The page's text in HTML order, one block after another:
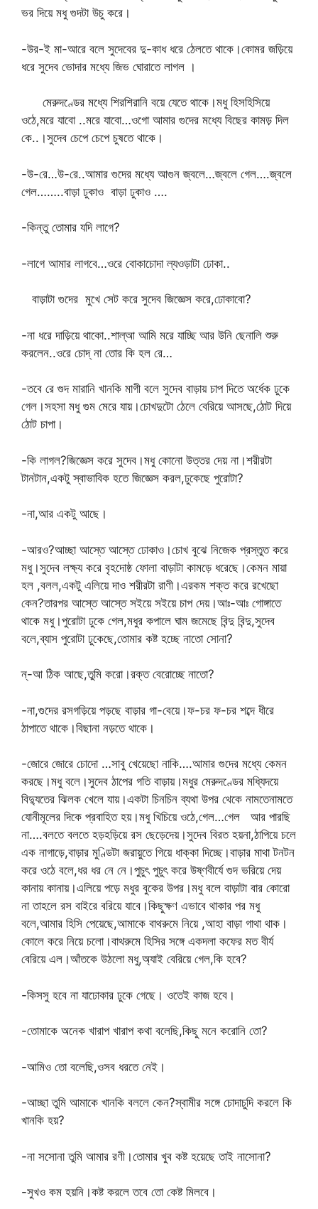
ভর দিয়ে মধু গুদটা উচু করে।
-উর-ই মা-আরে বলে সুদেবের দু-কাধ ধরে ঠেলতে থাকে।কোমর জড়িয়ে
ধরে সুদেব ভোদার মধ্যে জিভ ঘোরাতে লাগল ।
মেরুদণ্ডের মধ্যে শিরশিরানি বয়ে যেতে থাকে।মধু হিসহিসিয়ে
ওঠে,মরে যাবো ..মরে যাবো…ওগো আমার গুদের মধ্যে বিছের কামড় দিল
কে..।সুদেব চেপে চেপে চুষতে থাকে।
-উ-রে…উ-রে..আমার গুদের মধ্যে আগুন জ্বলে…জ্বলে গেল….জ্বলে
গেল……..বাড়া ঢুকাও বাড়া ঢুকাও ….
-কিন্তু তোমার যদি লাগে?
-লাগে আমার লাগবে…ওরে বোকাচোদা ল্যওড়াটা ঢোকা..
বাড়াটা গুদের মুখে সেট করে সুদেব জিজ্ঞেস করে,ঢোকাবো?
-না ধরে দাড়িয়ে থাকো..শাল্আ আমি মরে যাচ্ছি আর উনি ছেনালি শুরু
করলেন..ওরে চোদ্ না তোর কি হল রে…
-তবে রে গুদ মারানি খানকি মাগী বলে সুদেব বাড়ায় চাপ দিতে অর্ধেক ঢুকে
গেল।সহসা মধু গুম মেরে যায়।চোখদুটো ঠেলে বেরিয়ে আসছে,ঠোট দিয়ে
ঠোট চাপা।
-কি লাগল?জিজ্ঞেস করে সুদেব।মধু কোনো উত্তর দেয় না।শরীরটা
টানটান,একটু স্বাভাবিক হতে জিজ্ঞেস করল,ঢুকেছে পুরোটা?
-না,আর একটু আছে।
-আরও?আচ্ছা আস্তে আস্তে ঢোকাও।চোখ বুঝে নিজেক প্রস্তুত করে
মধু।সুদেব লক্ষ্য করে বৃহদোষ্ঠ ফোলা বাড়াটা কামড়ে ধরেছে।কেমন মায়া
হল ,বলল,একটু এলিয়ে দাও শরীরটা রাণী।এরকম শক্ত করে রখেছো
কেন?তারপর আস্তে আস্তে সইয়ে সইয়ে চাপ দেয়।আঃ-আঃ গোঙ্গাতে
থাকে মধু।পুরোটা ঢুকে গেল,মধুর কপালে ঘাম জমেছে বিন্দু বিন্দু,সুদেব
বলে,ব্যাস পুরোটা ঢুকেছে,তোমার কষ্ট হচ্ছে নাতো সোনা?
ন্-আ ঠিক আছে,তুমি করো।রক্ত বেরোচ্ছে নাতো?
-না,গুদের রসগড়িয়ে পড়ছে বাড়ার গা-বেয়ে।ফ-চর ফ-চর শব্দে ধীরে
ঠাপাতে থাকে।বিছানা নড়তে থাকে।
-জোরে জোরে চোদো …সাবু খেয়েছো নাকি….আমার গুদের মধ্যে কেমন
করছে।মধু বলে।সুদেব ঠাপের গতি বাড়ায়।মধুর মেরুদণ্ডের মধ্যিদয়ে
বিদ্যুতের ঝিলক খেলে যায়।একটা চিনচিন ব্যথা উপর থেকে নামতেনামতে
যোনীমূলের দিকে প্রবাহিত হয়।মধু খিচিয়ে ওঠে,গেল…গেল আর পারছি
না….বলতে বলতে হড়হড়িয়ে রস ছেড়েদেয়।সুদেব বিরত হয়না,ঠাপিয়ে চলে
এক নাগাড়ে,বাড়ার মুণ্ডিটা জরায়ুতে গিয়ে ধাক্কা দিচ্ছে।বাড়ার মাথা টনটন
করে ওঠে বলে,ধর ধর নে নে।পুচুৎ পুচুৎ করে উষ্ণবীর্যে গুদ ভরিয়ে দেয়
কানায় কানায়।এলিয়ে পড়ে মধুর বুকের উপর।মধু বলে বাড়াটা বার কোরো
না তাহলে রস বাইরে বরিয়ে যাবে।কিছুক্ষণ এভাবে থাকার পর মধু
বলে,আমার হিসি পেয়েছে,আমাকে বাথরুমে নিয়ে ,আহা বাড়া গাথা থাক।
কোলে করে নিয়ে চলো।বাথরুমে হিসির সঙ্গে একদলা কফের মত বীর্য
বেরিয়ে এল।আঁতকে উঠলো মধু,অ্যাই বেরিয়ে গেল,কি হবে?
-কিসসু হবে না যাঢোকার ঢুকে গেছে। ওতেই কাজ হবে।
-তোমাকে অনেক খারাপ খারাপ কথা বলেছি,কিছু মনে করোনি তো?
-আমিও তো বলেছি,ওসব ধরতে নেই।
-আচ্ছা তুমি আমাকে খানকি বললে কেন?স্বামীর সঙ্গে চোদাচুদি করলে কি
খানকি হয়?
-না সসোনা তুমি আমার রণী।তোমার খুব কষ্ট হয়েছে তাই নাসোনা?
-সুখও কম হয়নি।কষ্ট করলে তবে তো কেষ্ট মিলবে।